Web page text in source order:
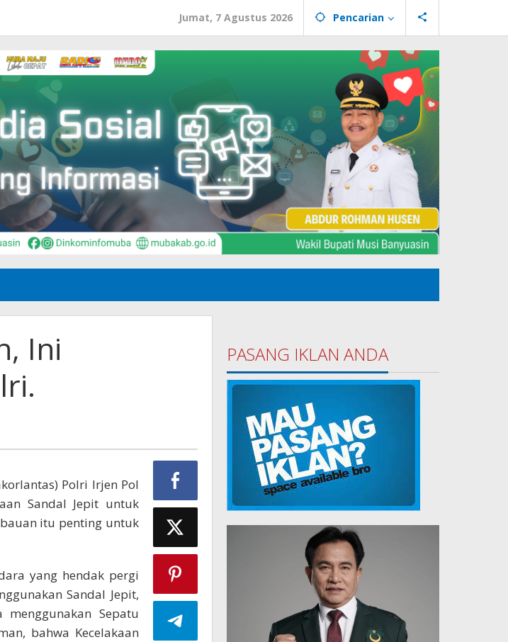
Jumat, 7 Agustus 2026 Pencarian
Ini
Polri Irjen Pol
Sandal Jepit untuk
itu penting untuk
yang hendak pergi
Sandal Jepit,
Sepatu
bahwa Kecelakaan
PASANG IKLAN ANDA